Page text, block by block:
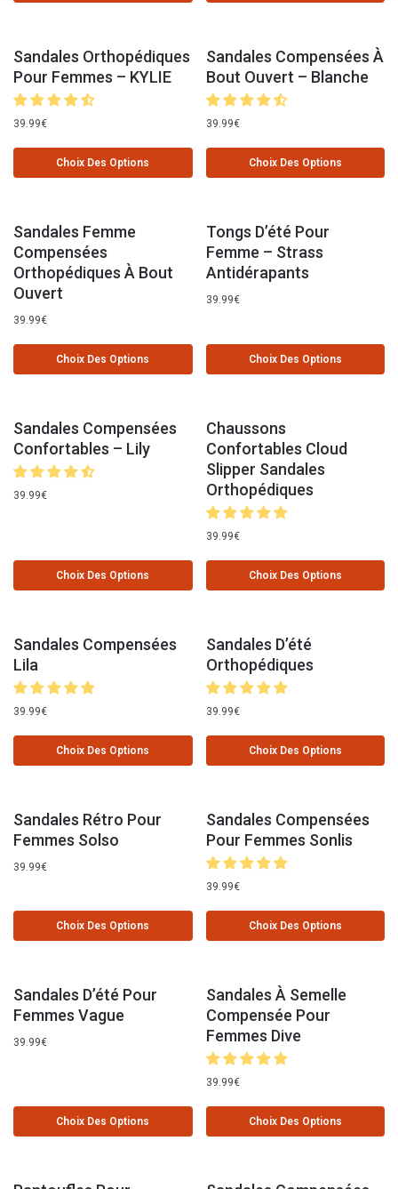
Sandales Orthopédiques
Pour Femmes – KYLIE
39.99€
Choix Des Options
Sandales Compensées À
Bout Ouvert – Blanche
39.99€
Choix Des Options
Sandales Femme
Compensées
Orthopédiques À Bout
Ouvert
39.99€
Choix Des Options
Tongs D’été Pour
Femme – Strass
Antidérapants
39.99€
Choix Des Options
Sandales Compensées
Confortables – Lily
39.99€
Choix Des Options
Chaussons
Confortables Cloud
Slipper Sandales
Orthopédiques
39.99€
Choix Des Options
Sandales Compensées
Lila
39.99€
Choix Des Options
Sandales D’été
Orthopédiques
39.99€
Choix Des Options
Sandales Rétro Pour
Femmes Solso
39.99€
Choix Des Options
Sandales Compensées
Pour Femmes Sonlis
39.99€
Choix Des Options
Sandales D’été Pour
Femmes Vague
39.99€
Choix Des Options
Sandales À Semelle
Compensée Pour
Femmes Dive
39.99€
Choix Des Options